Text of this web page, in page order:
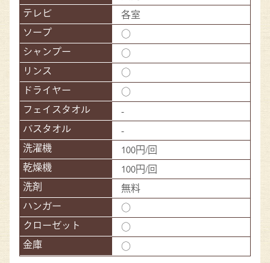
各室
○
○
○
○
-
-
100円/回
100円/回
無料
○
○
○